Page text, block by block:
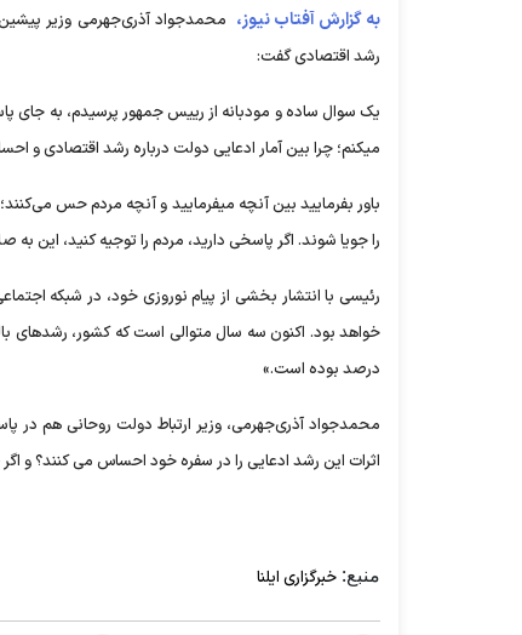
به گزارش آفتاب نیوز، محمدجواد آذری‌جهرمی وزیر
رشد اقتصادی گفت:
یک سوال ساده و مودبانه از رییس جمهور پرسیدم، به جای
میکنم؛ چرا بین آمار ادعایی دولت درباره رشد اقتصادی و
باور بفرمایید بین آنچه میفرمایید و آنچه مردم حس
را جویا شوند. اگر پاسخی دارید، مردم را توجیه کنید، این به
درصد بوده است.»
محمدجواد آذری‌جهرمی، وزیر ارتباط دولت روحانی هم
اثرات این رشد ادعایی را در سفره خود احساس می کنند؟
منبع: خبرگزاری ایلنا